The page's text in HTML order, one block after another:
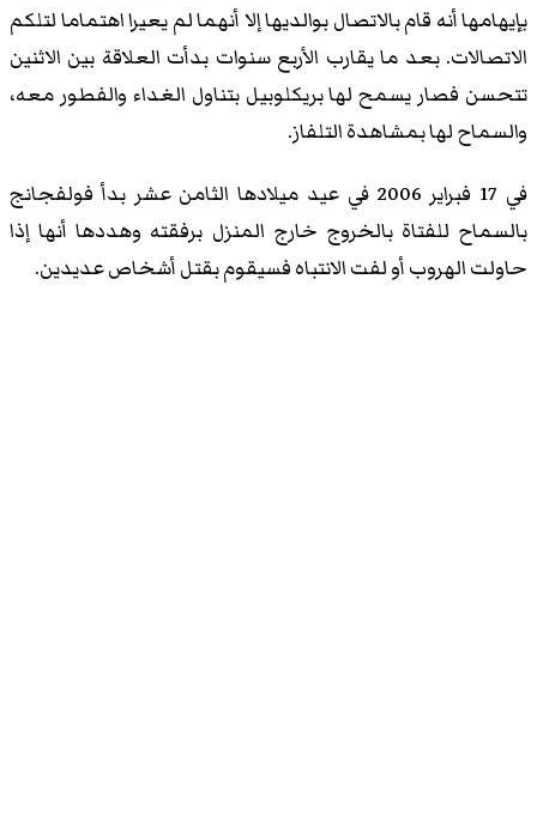
بإيهامها أنه قام بالاتصال بوالديها إلا أنهما لم يعيرا اهتماما لتلكم
الاتصالات. بعد ما يقارب الأربع سنوات بدأت العلاقة بين الاثنين
تتحسن فصار يسمح لها بريكلوبيل بتناول الغداء والفطور معه،
والسماح لها بمشاهدة التلفاز.
في 17 فبراير 2006 في عيد ميلادها الثامن عشر بدأ فولفجانج
بالسماح للفتاة بالخروج خارج المنزل برفقته وهددها أنها إذا
حاولت الهروب أو لفت الانتباه فسيقوم بقتل أشخاص عديدين.